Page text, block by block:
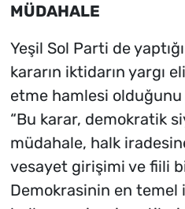
MÜDAHALE
Yeşil Sol Parti de
kararın iktidarın yargı
etme hamlesi
“Bu karar, demokratik
müdahale, halk
vesayet girişimi ve fiili
Demokrasinin en temel